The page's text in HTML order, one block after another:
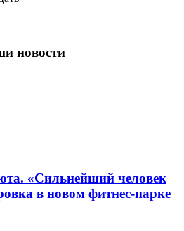
новости
«Сильнейший человек
в новом фитнес-парке